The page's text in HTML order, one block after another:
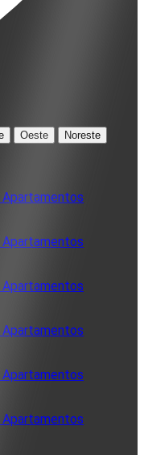
Oeste
Noreste
Apartamentos
Apartamentos
Apartamentos
Apartamentos
Apartamentos
Apartamentos